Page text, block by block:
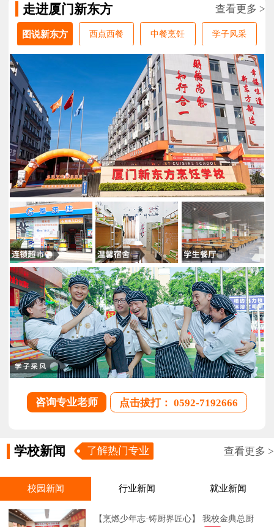
走进厦门新东方 查看更多 >
图说新东方 西点西餐 中餐烹饪 学子风采
咨询专业老师 点击拔打： 0592-7192666
学校新闻 了解热门专业 查看更多 >
校园新闻 行业新闻 就业新闻
【烹燃少年志·铸厨界匠心】 我校金典总厨